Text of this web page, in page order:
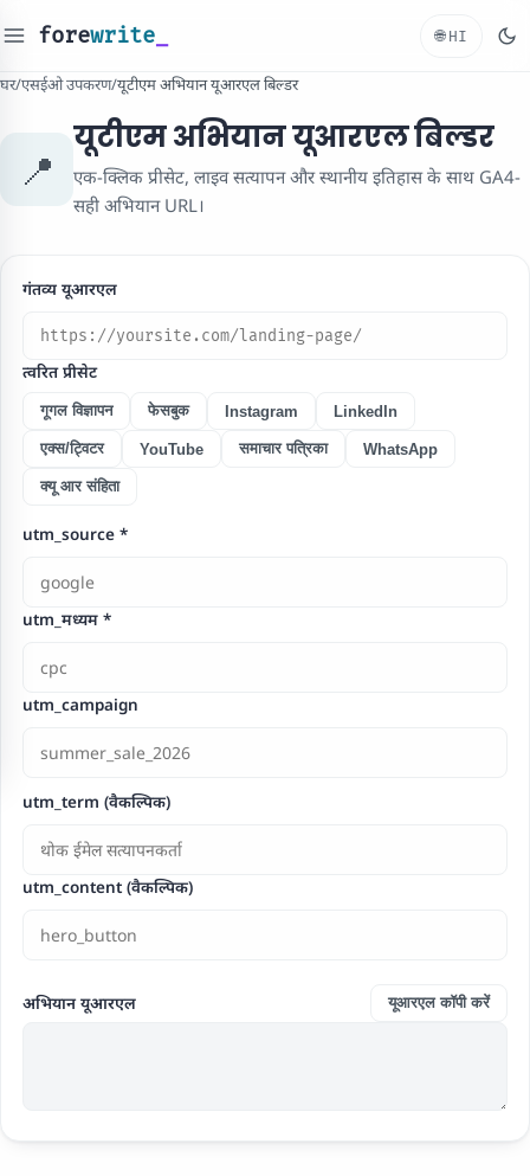
forewrite 🌐 HI
घर/एसईओ उपकरण/यूटीएम अभियान यूआरएल बिल्डर
📍
यूटीएम अभियान यूआरएल बिल्डर
एक-क्लिक प्रीसेट, लाइव सत्यापन और स्थानीय इतिहास के साथ GA4-
सही अभियान URL।
गंतव्य यूआरएल
त्वरित प्रीसेट
गूगल विज्ञापन फेसबुक Instagram LinkedIn
एक्स/ट्विटर YouTube समाचार पत्रिका WhatsApp
क्यू आर संहिता
utm_source *
utm_मध्यम *
utm_campaign
utm_term (वैकल्पिक)
utm_content (वैकल्पिक)
अभियान यूआरएल यूआरएल कॉपी करें